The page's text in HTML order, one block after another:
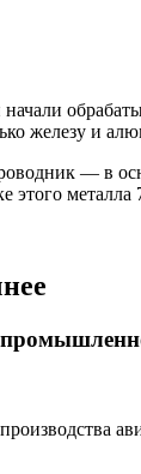
железу и
— в
этого металла